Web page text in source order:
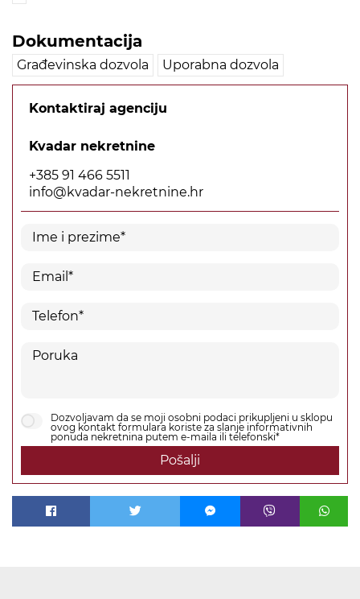
Dokumentacija
Građevinska dozvola Uporabna dozvola
Kontaktiraj agenciju
Kvadar nekretnine
+385 91 466 5511
info@kvadar-nekretnine.hr
Dozvoljavam da se moji osobni podaci prikupljeni u sklopu
ovog kontakt formulara koriste za slanje informativnih
ponuda nekretnina putem e-maila ili telefonski*
Pošalji